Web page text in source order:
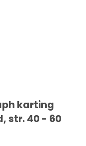
karting
str. 40 - 60